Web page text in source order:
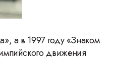
а в 1997 году «Знаком
движения